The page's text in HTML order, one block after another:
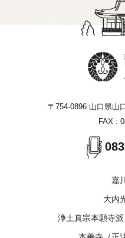
〒754-0896 山口県山
FAX :
嘉
大内
浄土真宗本願寺